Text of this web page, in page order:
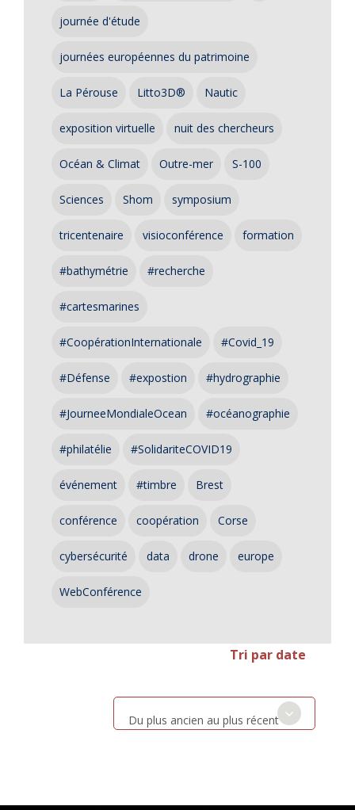
journée d'étude
journées européennes du patrimoine
La Pérouse Litto3D® Nautic
exposition virtuelle nuit des chercheurs
Océan & Climat Outre-mer S-100
Sciences Shom symposium
tricentenaire visioconférence formation
#bathymétrie #recherche
#cartesmarines
#CoopérationInternationale #Covid_19
#Défense #expostion #hydrographie
#JourneeMondialeOcean #océanographie
#philatélie #SolidariteCOVID19
événement #timbre Brest
conférence coopération Corse
cybersécurité data drone europe
WebConférence
Tri par date
Du plus ancien au plus récent